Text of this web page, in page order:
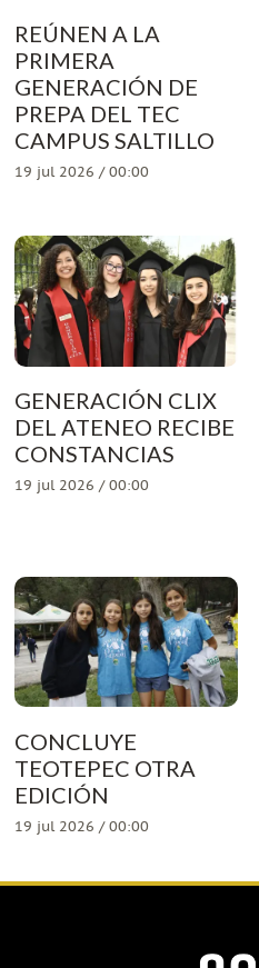
REÚNEN A LA
PRIMERA
GENERACIÓN DE
PREPA DEL TEC
CAMPUS SALTILLO
19 jul 2026 / 00:00
GENERACIÓN CLIX
DEL ATENEO RECIBE
CONSTANCIAS
19 jul 2026 / 00:00
CONCLUYE
TEOTEPEC OTRA
EDICIÓN
19 jul 2026 / 00:00